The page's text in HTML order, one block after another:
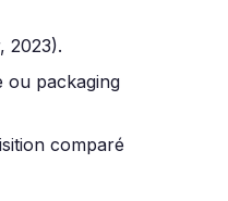
2023).
ou packaging
comparé